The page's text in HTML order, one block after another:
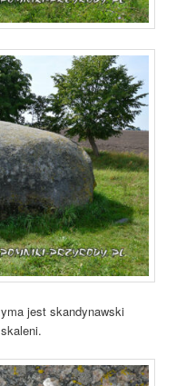
jest skandynawski